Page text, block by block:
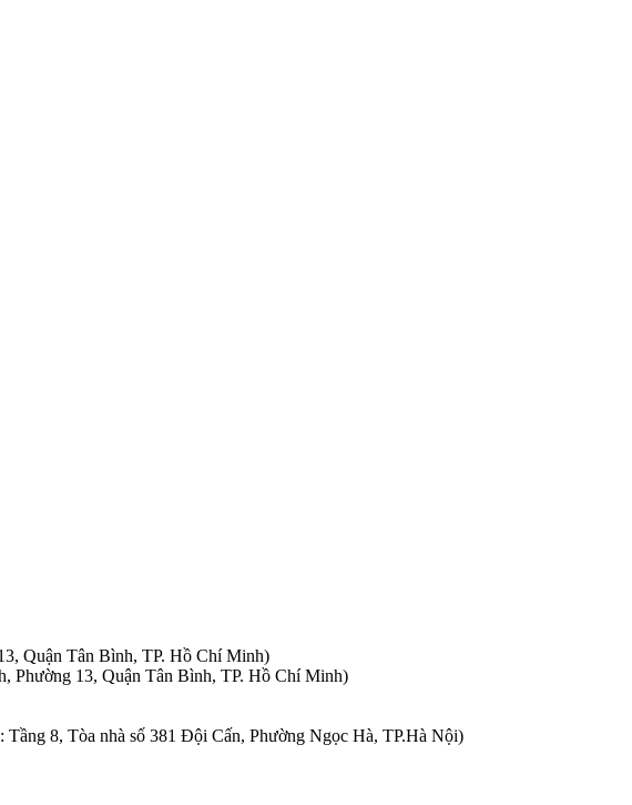
Quận Tân Bình, TP. Hồ Chí Minh)
Phường 13, Quận Tân Bình, TP. Hồ Chí Minh)
Tầng 8, Tòa nhà số 381 Đội Cấn, Phường Ngọc Hà, TP.Hà Nội)